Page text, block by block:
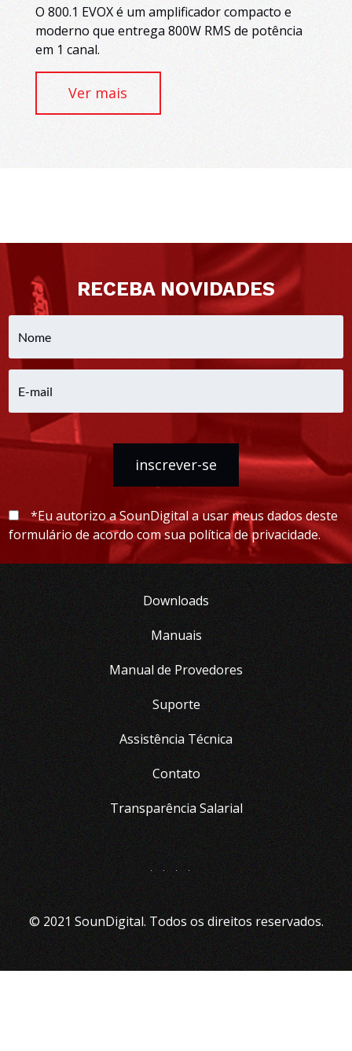
em 1 canal.
Ver mais
RECEBA NOVIDADES
inscrever-se
*Eu autorizo a SounDigital a usar meus dados deste
formulário de acordo com sua política de privacidade.
Downloads
Manuais
Manual de Provedores
Suporte
Assistência Técnica
Contato
Transparência Salarial
© 2021 SounDigital. Todos os direitos reservados.